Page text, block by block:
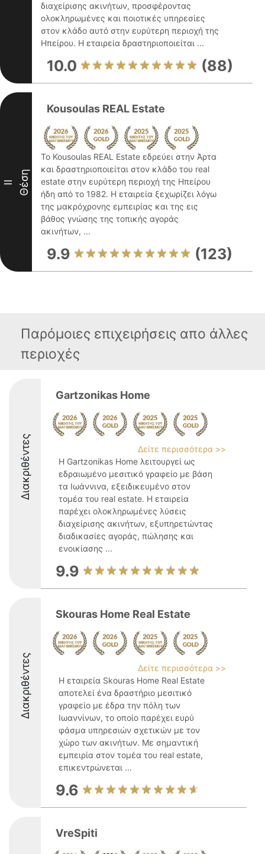
διαχείρισης ακινήτων, προσφέροντας
ολοκληρωμένες και ποιοτικές υπηρεσίες
στον κλάδο αυτό στην ευρύτερη περιοχή της
Ηπείρου. Η εταιρεία δραστηριοποιείται ...
10.0 (88)
II Θέση
Kousoulas REAL Estate
Το Kousoulas REAL Estate εδρεύει στην Άρτα
και δραστηριοποιείται στον κλάδο του real
estate στην ευρύτερη περιοχή της Ηπείρου
ήδη από το 1982. Η εταιρεία ξεχωρίζει λόγω
της μακρόχρονης εμπειρίας και της εις
βάθος γνώσης της τοπικής αγοράς
ακινήτων, ...
9.9 (123)
Παρόμοιες επιχειρήσεις απο άλλες
περιοχές
Διακριθέντες
Gartzonikas Home
Δείτε περισσότερα >>
Η Gartzonikas Home λειτουργεί ως
εδραιωμένο μεσιτικό γραφείο με βάση
τα Ιωάννινα, εξειδικευμένο στον
τομέα του real estate. Η εταιρεία
παρέχει ολοκληρωμένες λύσεις
διαχείρισης ακινήτων, εξυπηρετώντας
διαδικασίες αγοράς, πώλησης και
ενοικίασης ...
9.9
Διακριθέντες
Skouras Home Real Estate
Δείτε περισσότερα >>
Η εταιρεία Skouras Home Real Estate
αποτελεί ένα δραστήριο μεσιτικό
γραφείο με έδρα την πόλη των
Ιωαννίνων, το οποίο παρέχει ευρύ
φάσμα υπηρεσιών σχετικών με τον
χώρο των ακινήτων. Με σημαντική
εμπειρία στον τομέα του real estate,
επικεντρώνεται ...
9.6
VreSpiti